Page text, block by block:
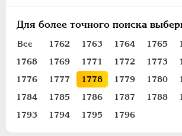
Для более точного поиска
Все 1762 1763 1764 1765
1768
1769 1771 1772 1773
1776
1777 1778 1779 1780
1784
1785 1786 1787 1788
1793
1794 1795 1796
ПЕТР III 1762-1762
ЕКАТЕРИНА II
1762-1796
Золото
Серебро
Полтина